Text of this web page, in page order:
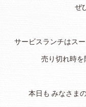
ぜ
サービスランチはス
売り切れ時
本日も みなさま